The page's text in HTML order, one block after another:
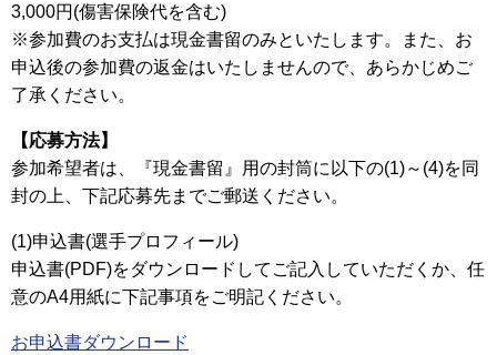
3,000円(傷害保険代を含む)
※参加費のお支払は現金書留のみといたします。また、お
申込後の参加費の返金はいたしませんので、あらかじめご
了承ください。
【応募方法】
参加希望者は、『現金書留』用の封筒に以下の(1)～(4)を同
封の上、下記応募先までご郵送ください。
(1)申込書(選手プロフィール)
申込書(PDF)をダウンロードしてご記入していただくか、任
意のA4用紙に下記事項をご明記ください。
お申込書ダウンロード